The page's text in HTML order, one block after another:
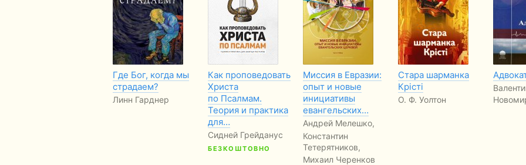
Где Бог, когда мы
страдаем?
Линн Гарднер
Как проповедовать
Христа
по Псалмам.
Теория и практика
для…
Сидней Грейданус
БЕЗКОШТОВНО
Миссия в Евразии:
опыт и новые
инициативы
евангельских…
Андрей Мелешко,
Константин
Тетерятников,
Михаил Черенков
Стара шарманка
Крісті
О. Ф. Уолтон